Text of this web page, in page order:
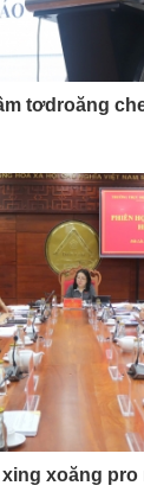
tơdroăng
xing xoăng